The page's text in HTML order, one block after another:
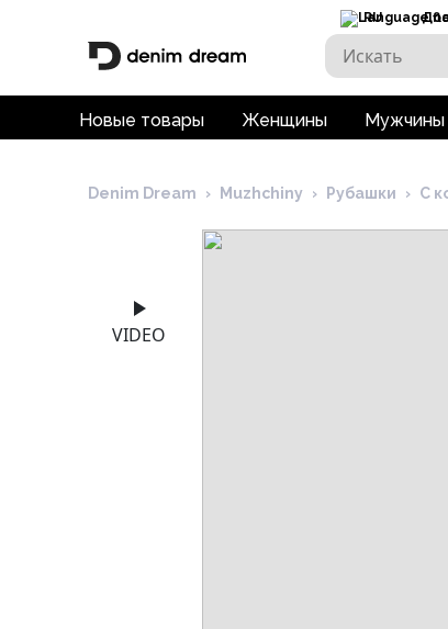
RU
Новые товары Женщины Мужчины
Denim Dream › Muzhchiny › Рубашки › С
VIDEO